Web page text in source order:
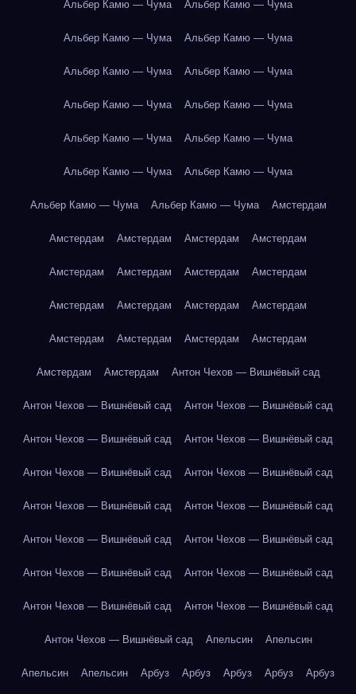
Альбер Камю — Чума Альбер Камю — Чума
Альбер Камю — Чума Альбер Камю — Чума
Альбер Камю — Чума Альбер Камю — Чума
Альбер Камю — Чума Альбер Камю — Чума
Альбер Камю — Чума Альбер Камю — Чума
Альбер Камю — Чума Альбер Камю — Чума
Альбер Камю — Чума Альбер Камю — Чума Амстердам
Амстердам Амстердам Амстердам Амстердам
Амстердам Амстердам Амстердам Амстердам
Амстердам Амстердам Амстердам Амстердам
Амстердам Амстердам Амстердам Амстердам
Амстердам Амстердам Антон Чехов — Вишнёвый сад
Антон Чехов — Вишнёвый сад Антон Чехов — Вишнёвый сад
Антон Чехов — Вишнёвый сад Антон Чехов — Вишнёвый сад
Антон Чехов — Вишнёвый сад Антон Чехов — Вишнёвый сад
Антон Чехов — Вишнёвый сад Антон Чехов — Вишнёвый сад
Антон Чехов — Вишнёвый сад Антон Чехов — Вишнёвый сад
Антон Чехов — Вишнёвый сад Антон Чехов — Вишнёвый сад
Антон Чехов — Вишнёвый сад Антон Чехов — Вишнёвый сад
Антон Чехов — Вишнёвый сад Апельсин Апельсин
Апельсин Апельсин Арбуз Арбуз Арбуз Арбуз Арбуз